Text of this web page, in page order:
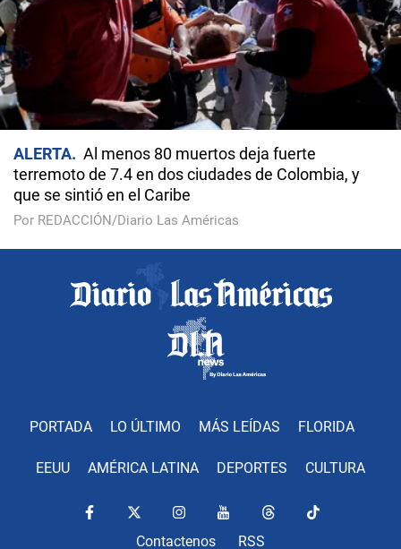
ALERTA
Al menos 80 muertos deja fuerte
terremoto de 7.4 en dos ciudades de Colombia, y
que se sintió en el Caribe
Por REDACCIÓN/Diario Las Américas
PORTADA LO ÚLTIMO MÁS LEÍDAS FLORIDA
EEUU AMÉRICA LATINA DEPORTES CULTURA
Contactenos RSS